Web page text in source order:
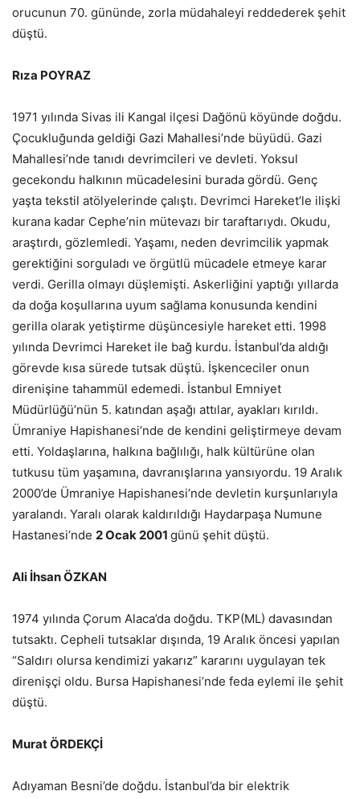
orucunun 70. gününde, zorla müdahaleyi reddederek şehit
düştü.
Rıza POYRAZ
1971 yılında Sivas ili Kangal ilçesi Dağönü köyünde doğdu.
Çocukluğunda geldiği Gazi Mahallesi’nde büyüdü. Gazi
Mahallesi’nde tanıdı devrimcileri ve devleti. Yoksul
gecekondu halkının mücadelesini burada gördü. Genç
yaşta tekstil atölyelerinde çalıştı. Devrimci Hareket’le ilişki
kurana kadar Cephe’nin mütevazı bir taraftarıydı. Okudu,
araştırdı, gözlemledi. Yaşamı, neden devrimcilik yapmak
gerektiğini sorguladı ve örgütlü mücadele etmeye karar
verdi. Gerilla olmayı düşlemişti. Askerliğini yaptığı yıllarda
da doğa koşullarına uyum sağlama konusunda kendini
gerilla olarak yetiştirme düşüncesiyle hareket etti. 1998
yılında Devrimci Hareket ile bağ kurdu. İstanbul’da aldığı
görevde kısa sürede tutsak düştü. İşkenceciler onun
direnişine tahammül edemedi. İstanbul Emniyet
Müdürlüğü’nün 5. katından aşağı attılar, ayakları kırıldı.
Ümraniye Hapishanesi’nde de kendini geliştirmeye devam
etti. Yoldaşlarına, halkına bağlılığı, halk kültürüne olan
tutkusu tüm yaşamına, davranışlarına yansıyordu. 19 Aralık
2000’de Ümraniye Hapishanesi’nde devletin kurşunlarıyla
yaralandı. Yaralı olarak kaldırıldığı Haydarpaşa Numune
Hastanesi’nde 2 Ocak 2001 günü şehit düştü.
Ali İhsan ÖZKAN
1974 yılında Çorum Alaca’da doğdu. TKP(ML) davasından
tutsaktı. Cepheli tutsaklar dışında, 19 Aralık öncesi yapılan
“Saldırı olursa kendimizi yakarız” kararını uygulayan tek
direnişçi oldu. Bursa Hapishanesi’nde feda eylemi ile şehit
düştü.
Murat ÖRDEKÇİ
Adıyaman Besni’de doğdu. İstanbul’da bir elektrik